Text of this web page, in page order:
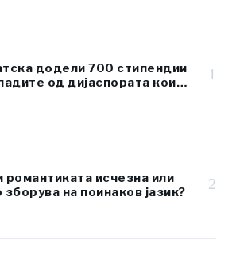
додели 700 стипендии
од дијаспората кои
хрватскиот јазик
1
романтиката исчезна или
зборува на поинаков јазик?
2